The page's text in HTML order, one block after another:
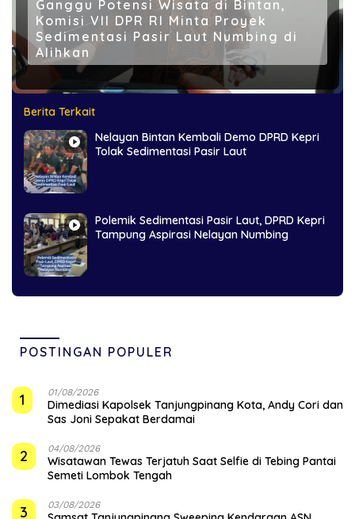
Ganggu Potensi Wisata di Bintan,
Komisi VII DPR RI Minta Proyek
Sedimentasi Pasir Laut Numbing di
Alihkan
Berita Terkait
Nelayan Bintan Kembali Demo DPRD Kepri
Tolak Sedimentasi Pasir Laut
Polemik Sedimentasi Pasir Laut, DPRD Kepri
Tampung Aspirasi Nelayan Numbing
POSTINGAN POPULER
1 01/08/2026
Dimediasi Kapolsek Tanjungpinang Kota, Andy Cori dan
Sas Joni Sepakat Berdamai
2 04/08/2026
Wisatawan Tewas Terjatuh Saat Selfie di Tebing Pantai
Semeti Lombok Tengah
3 03/08/2026